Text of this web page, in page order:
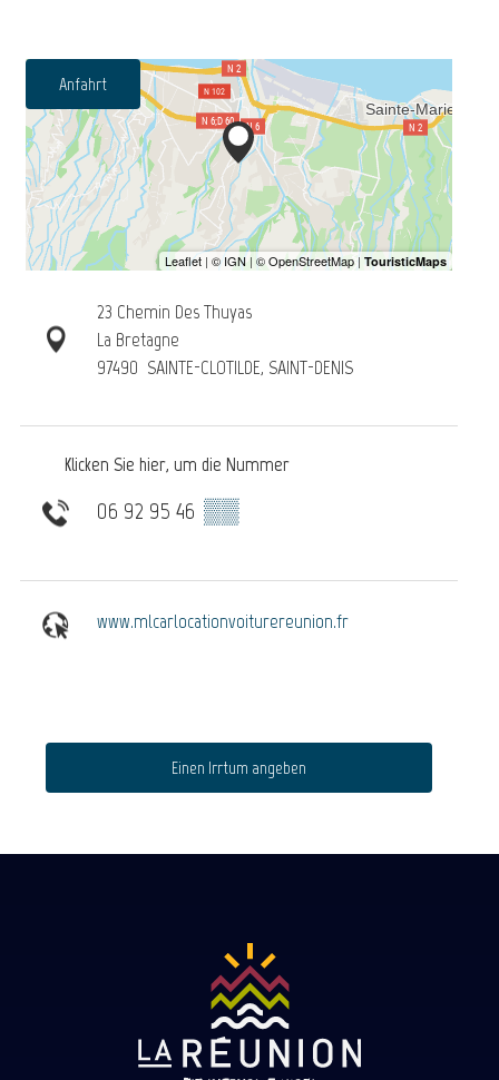
Anfahrt
23 Chemin Des Thuyas
La Bretagne
97490 SAINTE-CLOTILDE, SAINT-DENIS
Klicken Sie hier, um die Nummer
06 92 95 46 ▒▒
www.mlcarlocationvoiturereunion.fr
Einen Irrtum angeben